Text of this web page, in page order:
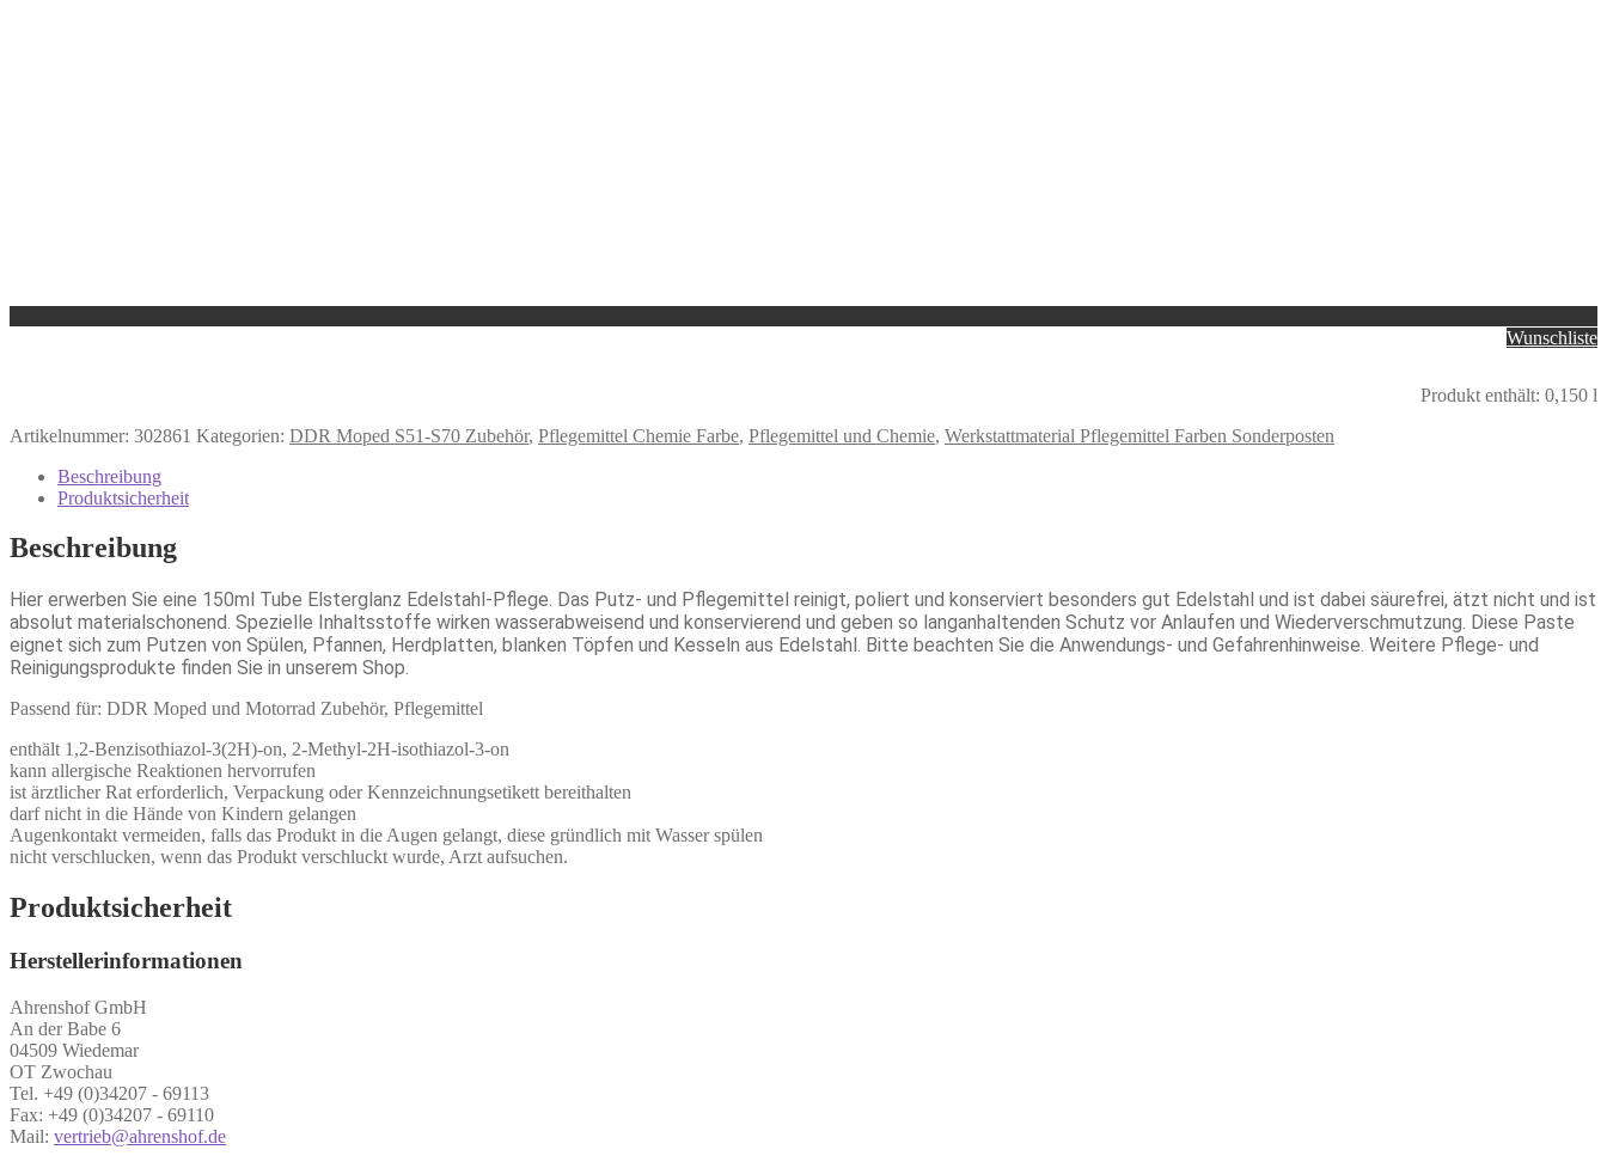
Wunschliste
Produkt enthält: 0,150 l
Artikelnummer: 302861 Kategorien: DDR Moped S51-S70 Zubehör, Pflegemittel Chemie Farbe, Pflegemittel und Chemie, Werkstattmaterial Pflegemittel Farben Sonderposten
Beschreibung
Produktsicherheit
Beschreibung
Hier erwerben Sie eine 150ml Tube Elsterglanz Edelstahl-Pflege. Das Putz- und Pflegemittel reinigt, poliert und konserviert besonders gut Edelstahl und ist dabei säurefrei, ätzt nicht und ist
absolut materialschonend. Spezielle Inhaltsstoffe wirken wasserabweisend und konservierend und geben so langanhaltenden Schutz vor Anlaufen und Wiederverschmutzung. Diese Paste
eignet sich zum Putzen von Spülen, Pfannen, Herdplatten, blanken Töpfen und Kesseln aus Edelstahl. Bitte beachten Sie die Anwendungs- und Gefahrenhinweise. Weitere Pflege- und
Reinigungsprodukte finden Sie in unserem Shop.
Passend für: DDR Moped und Motorrad Zubehör, Pflegemittel
enthält 1,2-Benzisothiazol-3(2H)-on, 2-Methyl-2H-isothiazol-3-on
kann allergische Reaktionen hervorrufen
ist ärztlicher Rat erforderlich, Verpackung oder Kennzeichnungsetikett bereithalten
darf nicht in die Hände von Kindern gelangen
Augenkontakt vermeiden, falls das Produkt in die Augen gelangt, diese gründlich mit Wasser spülen
nicht verschlucken, wenn das Produkt verschluckt wurde, Arzt aufsuchen.
Produktsicherheit
Herstellerinformationen
Ahrenshof GmbH
An der Babe 6
04509 Wiedemar
OT Zwochau
Tel. +49 (0)34207 - 69113
Fax: +49 (0)34207 - 69110
Mail: vertrieb@ahrenshof.de